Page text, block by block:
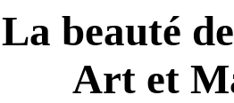
La beauté
Art et